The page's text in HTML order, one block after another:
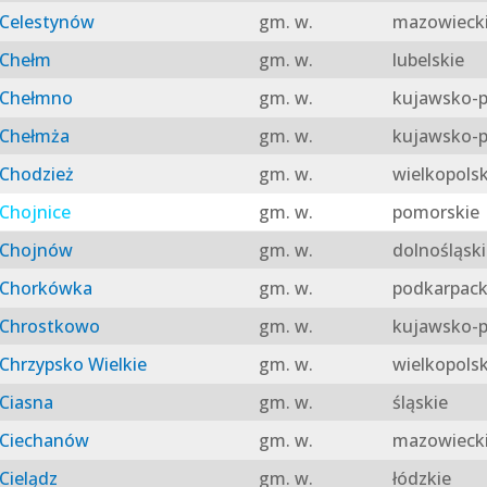
gm. w.
gm. w.
lubelskie
gm. w.
kujawsko-
gm. w.
kujawsko-
gm. w.
gm. w.
pomorskie
gm. w.
gm. w.
gm. w.
kujawsko-
Wielkie
gm. w.
gm. w.
śląskie
gm. w.
gm. w. łódzkie